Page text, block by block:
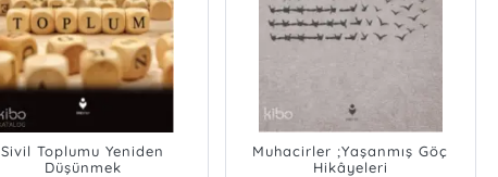
Sivil Toplumu Yeniden
Düşünmek
Muhacirler ;Yaşanmış Göç
Hikâyeleri